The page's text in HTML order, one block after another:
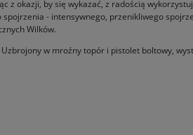
z okazji, by się wykazać, z radością
- intensywnego, przenikliwego
Wilków.
w mroźny topór i pistolet boltowy,